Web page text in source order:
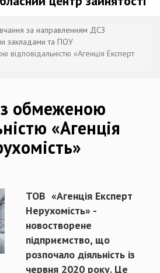
за направленням ДСЗ
закладами та ПОУ
«Агенція Експерт
обмеженою
«Агенція
ТОВ «Агенція Експерт
Нерухомість» -
новостворене
підприємство, що
розпочало діяльність із
червня 2020 року. Це